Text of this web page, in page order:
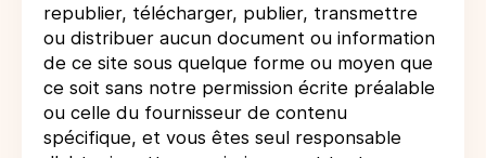
republier, télécharger, publier, transmettre
ou distribuer aucun document ou information
de ce site sous quelque forme ou moyen que
ce soit sans notre permission écrite préalable
ou celle du fournisseur de contenu
spécifique, et vous êtes seul responsable